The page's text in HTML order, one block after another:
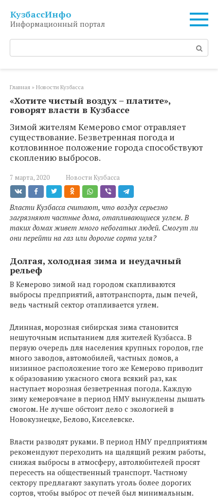
контенту
КузбассИнфо
Информационный портал
Поиск:
Главная » Новости Кузбасса
«Хотите чистый воздух – платите»,
говорят власти в Кузбассе
Зимой жителям Кемерово смог отравляет
существование. Безветренная погода и
котловинное положение города способствуют
скоплению выбросов.
7 марта, 2020 Новости Кузбасса
Власти Кузбасса считают, что воздух серьезно
загрязняют частные дома, отапливающиеся углем. В
таких домах живет много небогатых людей. Смогут ли
они перейти на газ или дорогие сорта угля?
Долгая, холодная зима и неудачный
рельеф
В Кемерово зимой над городом скапливаются
выбросы предприятий, автотранспорта, дым печей,
ведь частный сектор отапливается углем.
Длинная, морозная сибирская зима становится
нешуточным испытанием для жителей Кузбасса. В
первую очередь для населения крупных городов, где
много заводов, автомобилей, частных домов, а
низинное расположение того же Кемерово приводит
к образованию ужасного смога всякий раз, как
наступает морозная безветренная погода. Каждую
зиму кемеровчане в период НМУ вынуждены дышать
смогом. Не лучше обстоит дело с экологией в
Новокузнецке, Белово, Киселевске.
Власти разводят руками. В период НМУ предприятиям
рекомендуют переходить на щадящий режим работы,
снижая выбросы в атмосферу, автолюбителей просят
пересесть на общественный транспорт. Частному
сектору предлагают закупать уголь более дорогих
сортов, чтобы выброс от печей был минимальным.